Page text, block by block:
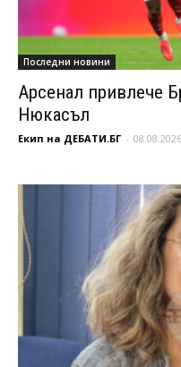
Последни новини
Арсенал привлече
Нюкасъл
Екип на ДЕБАТИ.БГ -